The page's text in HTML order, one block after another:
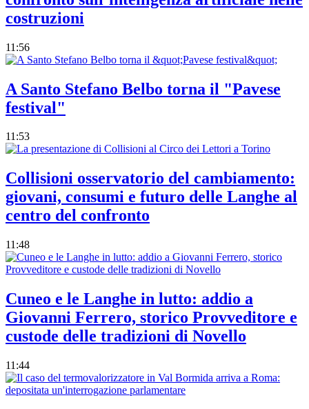
costruzioni
11:56
A Santo Stefano Belbo torna il "Pavese
festival"
11:53
Collisioni osservatorio del cambiamento:
giovani, consumi e futuro delle Langhe al
centro del confronto
11:48
Cuneo e le Langhe in lutto: addio a
Giovanni Ferrero, storico Provveditore e
custode delle tradizioni di Novello
11:44